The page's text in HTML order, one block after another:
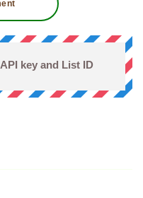
key and List ID